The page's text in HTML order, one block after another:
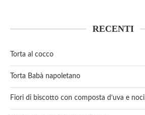
RECENTI
Torta al cocco
Torta Babà napoletano
Fiori di biscotto con composta d’uva e noci